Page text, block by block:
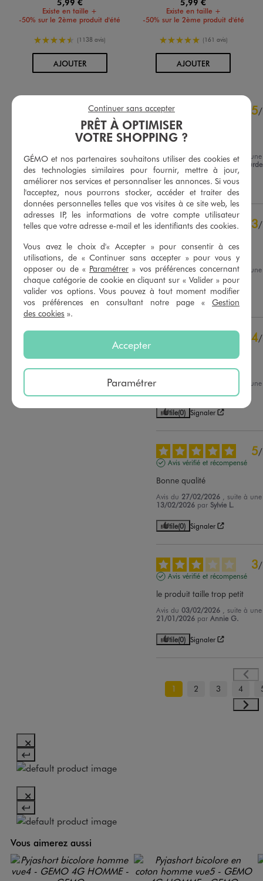
Existe en taille +
-50% sur le 2ème produit d'été
4.5/5 de moyenne
(1138 avis)
AJOUTERAU PANIER
Existe en taille +
-50% sur le 2ème produit d'été
5/5 de moyenne
(161 avis)
AJOUTERAU PANIER
4.6/5
Basé sur41 avis soumis à un
contrôle
Voir tous les avis sur ce site
étoiles
30
4étoiles
6
2étoiles
0
1étoile 0
Trier les avis
5/
Avis vérifié et récompensé
Agréable à porter
Avis du01/07/2026 , suite à
18/06/2026 parMarie De
Utile(0) Signaler
3/
Taille correct
Avis du08/06/2026 , suite à
20/05/2026 parMagalie P.
Signaler
4/
Bien
, suite à
Adéline B.
Utile(0) Signaler
5/
Avis vérifié et récompensé
Bonne qualité
Avis du 27/02/2026
, suite à
13/02/2026 par Sylvie L.
Utile(0) Signaler
3/
Avis vérifié et récompensé
le produit taille trop petit
Avis du03/02/2026
, suite à
21/01/2026 parAnnie G.
Utile(0) Signaler
1 2 3 4
Vous aimerez aussi
PRÊT À OPTIMISER
VOTRE SHOPPING ?
GÉMO et nos partenaires souhaitons utiliser des cookies et
des technologies similaires pour fournir, mettre à jour,
améliorer nos services et personnaliser les annonces. Si vous
l'acceptez, nous pourrons stocker, accéder et traiter des
données personnelles telles que vos visites à ce site web, les
adresses IP, les informations de votre compte utilisateur
telles que votre adresse e-mail et les identifiants des cookies.
Vous avez le choix d'« Accepter » pour consentir à ces
utilisations, de « Continuer sans accepter » pour vous y
opposer ou de « Paramétrer » vos préférences concernant
chaque catégorie de cookie en cliquant sur « Valider » pour
valider vos options. Vous pouvez à tout moment modifier
vos préférences en consultant notre page « Gestion
des cookies ».
Accepter
Paramétrer
Continuer sans accepter